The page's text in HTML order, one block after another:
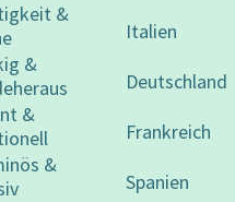
&
Italien
&
Deutschland
&
Frankreich
&
Spanien